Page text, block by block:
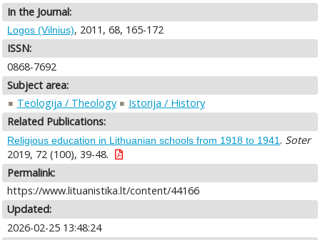
In the Journal:
Logos (Vilnius), 2011, 68, 165-172
ISSN:
0868-7692
Subject area:
Teologija / Theology
Istorija / History
Related Publications:
Religious education in Lithuanian schools from 1918 to 1941 . Soter
2019, 72 (100), 39-48.
Permalink:
https://www.lituanistika.lt/content/44166
Updated:
2026-02-25 13:48:24